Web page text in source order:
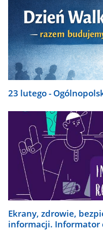
23 lutego -
Ekrany, zdrowie,
informacji. Informator